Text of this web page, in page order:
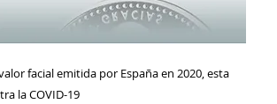
facial emitida por España en 2020, esta
la COVID-19